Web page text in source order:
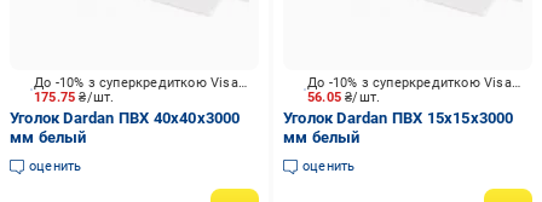
175.75₴/шт.
До -10% з суперкредиткою Visa Вигода
Уголок Dardan ПВХ 40х40х3000
мм белый
оценить
56.05₴/шт.
До -10% з суперкредиткою Visa Вигода
Уголок Dardan ПВХ 15х15х3000
мм белый
оценить